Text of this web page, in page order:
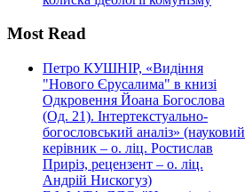
Most Read
Петро КУШНІР, «Видіння
"Нового Єрусалима" в книзі
Одкровення Йоана Богослова
(Од. 21). Інтертекстуально-
богословський аналіз» (науковий
керівник – о. ліц. Ростислав
Приріз, рецензент – о. ліц.
Андрій Нискогуз)